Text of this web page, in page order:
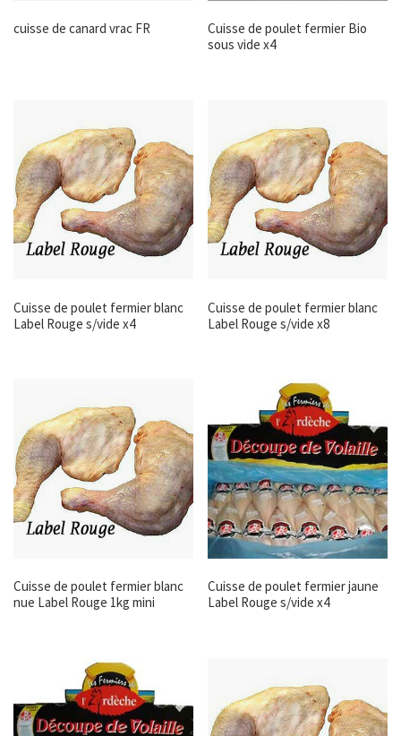
cuisse de canard vrac FR
Cuisse de poulet fermier Bio
sous vide x4
Cuisse de poulet fermier blanc
Label Rouge s/vide x4
Cuisse de poulet fermier blanc
Label Rouge s/vide x8
Cuisse de poulet fermier blanc
nue Label Rouge 1kg mini
Cuisse de poulet fermier jaune
Label Rouge s/vide x4